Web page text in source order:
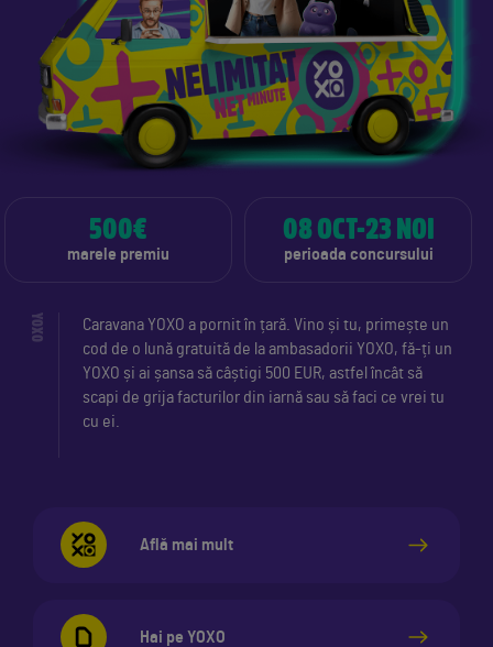
500€
marele premiu
08 OCT-23 NOI
perioada concursului
YOXO
Caravana YOXO a pornit în țară. Vino și tu, primește un
cod de o lună gratuită de la ambasadorii YOXO, fă-ți un
YOXO și ai șansa să câștigi 500 EUR, astfel încât să
scapi de grija facturilor din iarnă sau să faci ce vrei tu
cu ei.
Află mai mult
Hai pe YOXO